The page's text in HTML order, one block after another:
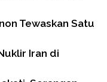
Tewaskan Satu
Iran di